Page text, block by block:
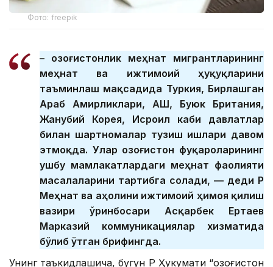
Фото: freepik
– Қозоғистонлик меҳнат мигрантларининг
меҳнат ва ижтимоий ҳуқуқларини
таъминлаш мақсадида Туркия, Бирлашган
Араб Амирликлари, АҚШ, Буюк Британия,
Жанубий Корея, Исроил каби давлатлар
билан шартномалар тузиш ишлари давом
этмоқда. Улар Қозоғистон фуқароларининг
ушбу мамлакатлардаги меҳнат фаолияти
масалаларини тартибга солади, — деди ҚР
Меҳнат ва аҳолини ижтимоий ҳимоя қилиш
вазири ўринбосари Асқарбек Ертаев
Марказий коммуникациялар хизматида
бўлиб ўтган брифингда.
Унинг таъкидлашича, бугун ҚР Ҳукумати “Қозоғистон